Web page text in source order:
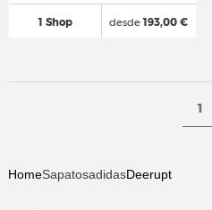
1 Shop desde193,00 €
1
HomeSapatosadidasDeerupt